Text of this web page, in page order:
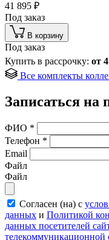
41 895 ₽
Под заказ
В корзину
Под заказ
Купить в рассрочку: от
Все комплекты
Записаться на
ФИО *
Телефон *
Email
Файл
Файл
Согласен (на) с
данных и Политикой
данных посетителей
телекоммуникационной